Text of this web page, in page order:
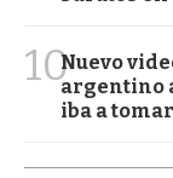
10Nuevo
argentino
iba a